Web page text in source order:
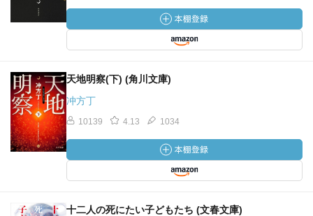
天地明察(下) (角川文庫)
冲方丁
10139 4.13 1034
十二人の死にたい子どもたち (文春文庫)